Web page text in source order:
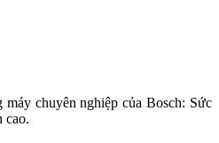
chuyên nghiệp của Bosch: Sức
cao.